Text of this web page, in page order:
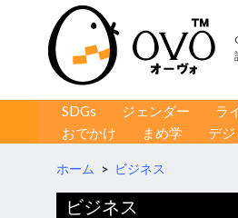
コンテンツへ移動
SDGs ジェンダー ラ
おでかけ
まめ学 デ
ホーム > ビジネス
ビジネス